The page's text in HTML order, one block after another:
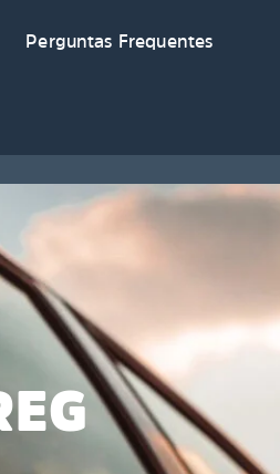
Perguntas Frequentes